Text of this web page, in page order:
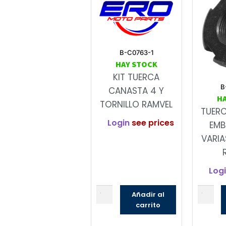
B-C0763-1
HAY STOCK
KIT TUERCA
CANASTA 4 Y
TORNILLO RAMVEL
Login see prices
Añadir al
carrito